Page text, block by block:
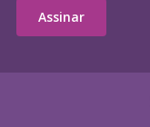
Assinar